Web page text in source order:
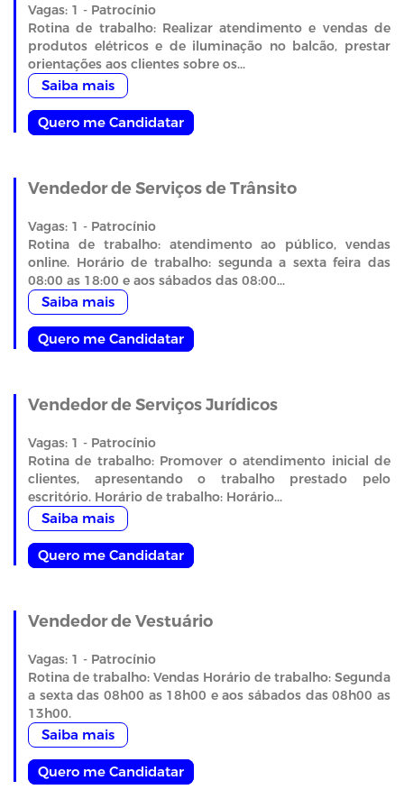
Vagas: 1 - Patrocínio
Rotina de trabalho: Realizar atendimento e vendas de
produtos elétricos e de iluminação no balcão, prestar
orientações aos clientes sobre os...
Saiba mais
Quero me Candidatar
Vendedor de Serviços de Trânsito
Vagas: 1 - Patrocínio
Rotina de trabalho: atendimento ao público, vendas
online. Horário de trabalho: segunda a sexta feira das
08:00 as 18:00 e aos sábados das 08:00...
Saiba mais
Quero me Candidatar
Vendedor de Serviços Jurídicos
Vagas: 1 - Patrocínio
Rotina de trabalho: Promover o atendimento inicial de
clientes, apresentando o trabalho prestado pelo
escritório. Horário de trabalho: Horário...
Saiba mais
Quero me Candidatar
Vendedor de Vestuário
Vagas: 1 - Patrocínio
Rotina de trabalho: Vendas Horário de trabalho: Segunda
a sexta das 08h00 as 18h00 e aos sábados das 08h00 as
13h00.
Saiba mais
Quero me Candidatar